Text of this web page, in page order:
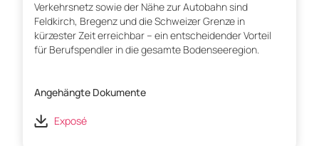
Verkehrsnetz sowie der Nähe zur Autobahn sind
Feldkirch, Bregenz und die Schweizer Grenze in
kürzester Zeit erreichbar – ein entscheidender Vorteil
für Berufspendler in die gesamte Bodenseeregion.
Angehängte Dokumente
Exposé